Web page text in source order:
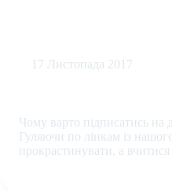
17 Листопада 2017
Чому варто підписатись на
Гуляючи по лінкам із
прокрастинувати, а